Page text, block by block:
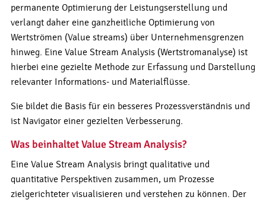
permanente Optimierung der Leistungserstellung und
verlangt daher eine ganzheitliche Optimierung von
Wertströmen (Value streams) über Unternehmensgrenzen
hinweg. Eine Value Stream Analysis (Wertstromanalyse) ist
hierbei eine gezielte Methode zur Erfassung und Darstellung
relevanter Informations- und Materialflüsse.
Sie bildet die Basis für ein besseres Prozessverständnis und
ist Navigator einer gezielten Verbesserung.
Was beinhaltet Value Stream Analysis?
Eine Value Stream Analysis bringt qualitative und
quantitative Perspektiven zusammen, um Prozesse
zielgerichteter visualisieren und verstehen zu können. Der